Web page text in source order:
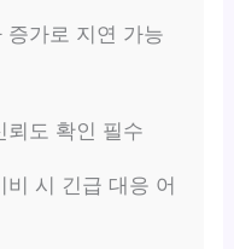
증가로 지연 가능
뢰도 확인 필수
비 시 긴급 대응 어